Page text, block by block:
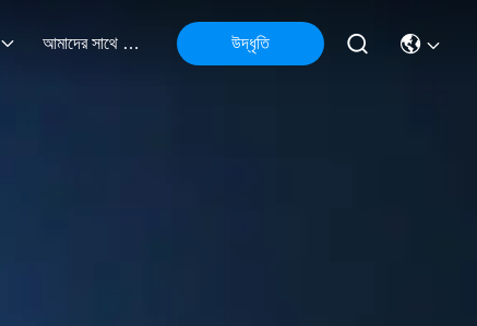
আমাদের সাথে যোগাযোগ উদ্ধৃতি